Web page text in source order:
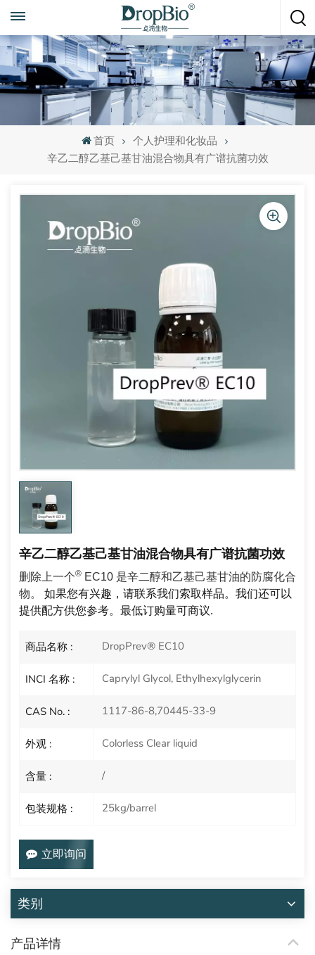
+86 15951008670
首页
个人护理和化妆品
辛乙二醇乙基己基甘油混合物具有广谱抗菌功效
辛乙二醇乙基己基甘油混合物具有广谱抗菌功效
删除上一个® EC10 是辛二醇和乙基己基甘油的防腐化合
物。 如果您有兴趣，请联系我们索取样品。我们还可以
提供配方供您参考。最低订购量可商议.
商品名称 : DropPrev® EC10
INCI 名称 : Caprylyl Glycol, Ethylhexylglycerin
CAS No. : 1117-86-8,70445-33-9
外观 : Colorless Clear liquid
含量 : /
包装规格 : 25kg/barrel
立即询问
类别
产品详情